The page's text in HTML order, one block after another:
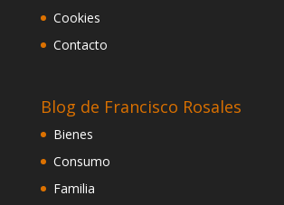
Cookies
Contacto
Blog de Francisco Rosales
Bienes
Consumo
Familia